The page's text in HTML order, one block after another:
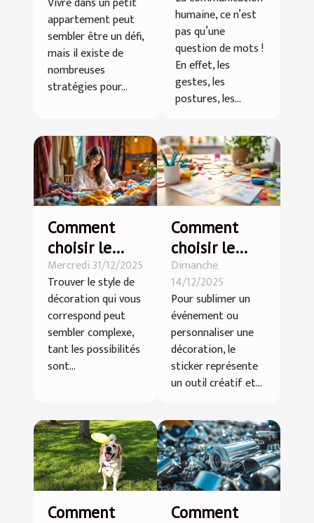
petits
appartements
appartement peut
sembler être un défi,
mais il existe de
nombreuses
stratégies pour...
humaine, ce n’est
pas qu’une
question de mots !
En effet, les
gestes, les
postures, les...
Comment
choisir le
style de
décoration
qui vous
correspond ?
Mercredi 31/12/2025
Trouver le style de
décoration qui vous
correspond peut
sembler complexe,
tant les possibilités
sont...
Comment
choisir le
sticker idéal
pour chaque
occasion ?
Dimanche
14/12/2025
Pour sublimer un
événement ou
personnaliser une
décoration, le
sticker représente
un outil créatif et...
Comment
Comment